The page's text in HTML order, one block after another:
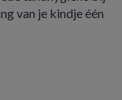
van je kindje één